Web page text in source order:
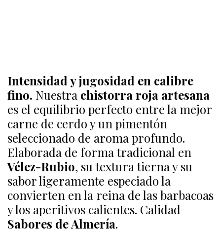
Intensidad y jugosidad en calibre
fino. Nuestra chistorra roja artesana
es el equilibrio perfecto entre la mejor
carne de cerdo y un pimentón
seleccionado de aroma profundo.
Elaborada de forma tradicional en
Vélez-Rubio, su textura tierna y su
sabor ligeramente especiado la
convierten en la reina de las barbacoas
y los aperitivos calientes. Calidad
Sabores de Almería.